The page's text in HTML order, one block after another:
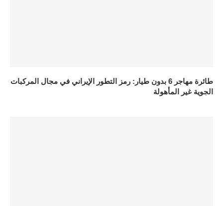
طائرة مهاجر 6 بدون طيار: رمز التطور الإيراني في مجال المركبات
الجوية غير المأهولة